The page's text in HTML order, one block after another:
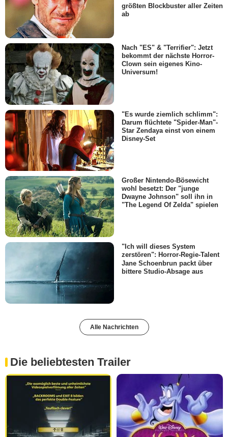
größten Blockbuster aller Zeiten
ab
Nach "ES" & "Terrifier": Jetzt
bekommt der nächste Horror-
Clown sein eigenes Kino-
Universum!
"Es wurde ziemlich schlimm":
Darum flüchtete "Spider-Man"-
Star Zendaya einst von einem
Disney-Set
Großer Nintendo-Bösewicht
wohl besetzt: Der "junge
Dwayne Johnson" soll ihn in
"The Legend Of Zelda" spielen
"Ich will dieses System
zerstören": Horror-Regie-Talent
Jane Schoenbrun packt über
bittere Studio-Absage aus
Alle Nachrichten
Die beliebtesten Trailer